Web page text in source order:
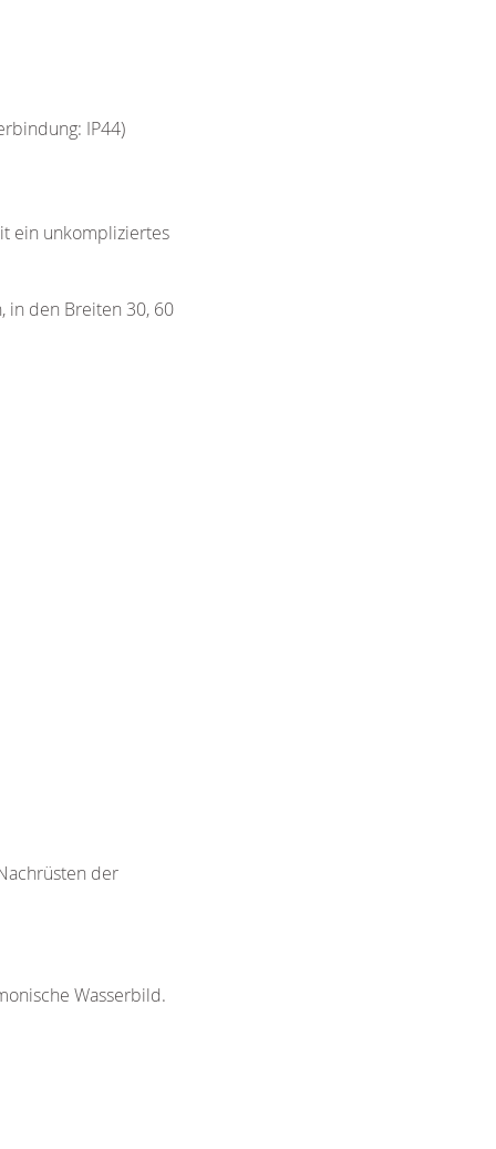
IP44)
ein unkompliziertes
in den Breiten 30, 60
der
Wasserbild.